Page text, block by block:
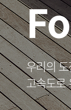
우리의
고속도로